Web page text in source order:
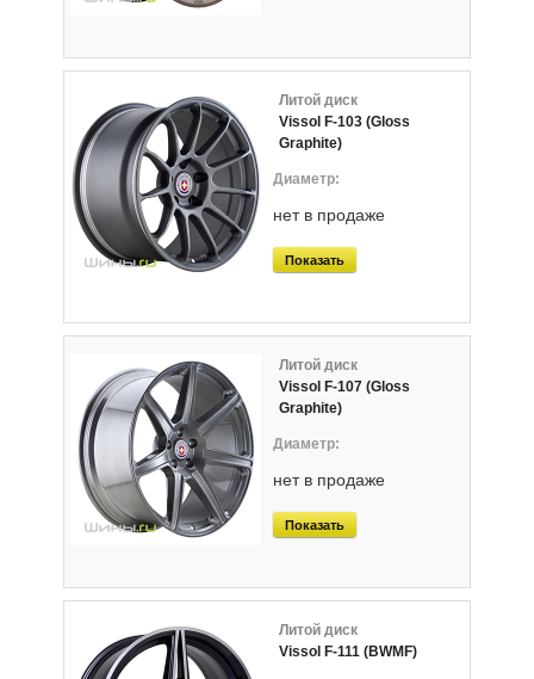
Литой диск
Vissol F-103 (Gloss
Graphite)
нет в продаже
Показать
Литой диск
Vissol F-107 (Gloss
Graphite)
нет в продаже
Показать
Литой диск
Vissol F-111 (BWMF)